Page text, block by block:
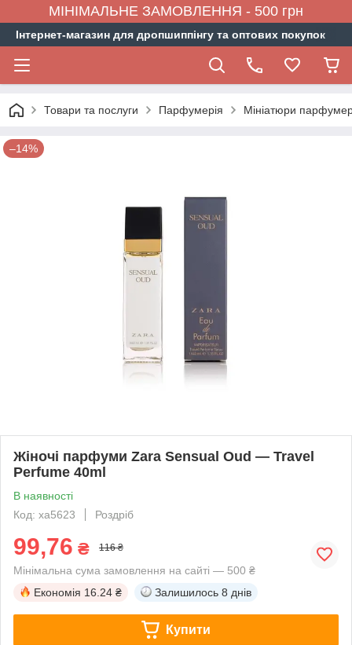
МІНІМАЛЬНЕ ЗАМОВЛЕННЯ - 500 грн
Інтернет-магазин для дропшиппінгу та оптових покупок
Товари та послуги Парфумерія Мініатюри
–14%
Жіночі парфуми Zara Sensual Oud — Travel
Perfume 40ml
В наявності
Код: xa5623
Роздріб
99,76 ₴ 116 ₴
Мінімальна сума замовлення на сайті — 500 ₴
Економія 16.24 ₴ Залишилось 8 днів
Купити